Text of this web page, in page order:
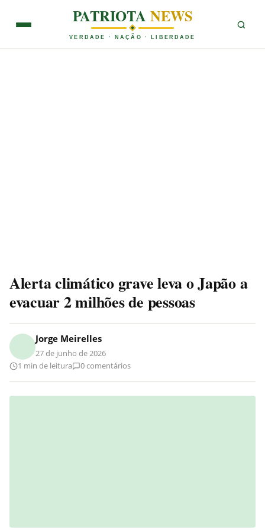
PATRIOTANEWS
VERDADE · NAÇÃO · LIBERDADE
Alerta climático grave leva o Japão a
evacuar 2 milhões de pessoas
Jorge Meirelles
27 de junho de 2026
1 min de leitura
0 comentários